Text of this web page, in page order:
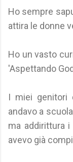
Ho sempre
attira le donne
Ho un vasto
'Aspettando
I miei genitori
andavo a
ma addirittura
avevo già